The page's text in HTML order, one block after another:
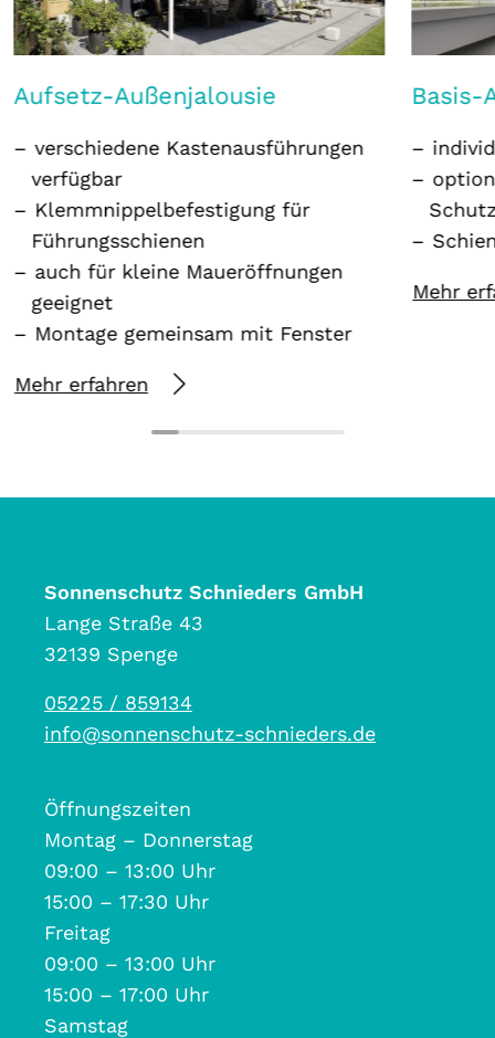
Aufsetz-Außenjalousie
verschiedene Kastenausführungen
verfügbar
Klemmnippelbefestigung für
Führungsschienen
auch für kleine Maueröffnungen
geeignet
Montage gemeinsam mit Fenster
Mehr erfahren
Basis-
Mehr
Sonnenschutz Schnieders GmbH
Lange Straße 43
32139 Spenge
05225 / 859134
info@sonnenschutz-schnieders.de
Öffnungszeiten
Montag – Donnerstag
09:00 – 13:00 Uhr
15:00 – 17:30 Uhr
Freitag
09:00 – 13:00 Uhr
15:00 – 17:00 Uhr
Samstag